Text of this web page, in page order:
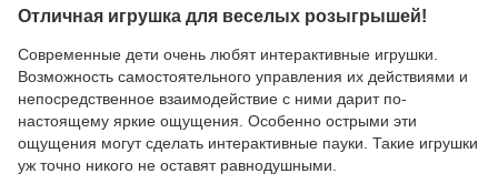
Отличная игрушка для веселых розыгрышей!
Современные дети очень любят интерактивные игрушки.
Возможность самостоятельного управления их действиями и
непосредственное взаимодействие с ними дарит по-
настоящему яркие ощущения. Особенно острыми эти
ощущения могут сделать интерактивные пауки. Такие игрушки
уж точно никого не оставят равнодушными.